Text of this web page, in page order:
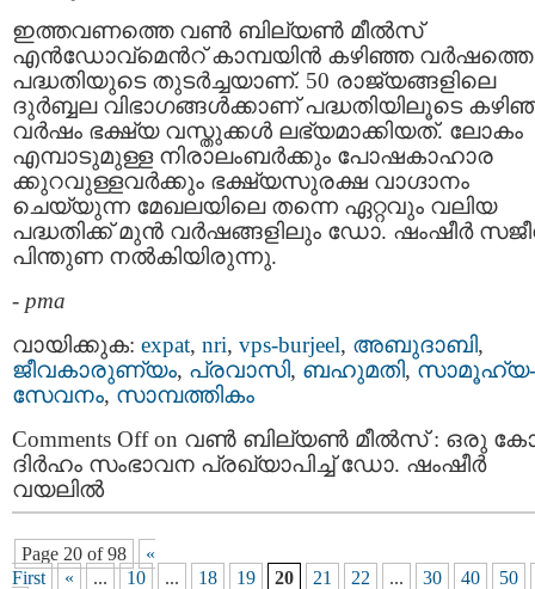
ഇത്തവണത്തെ വൺ ബില്യൺ മീൽസ്
എൻഡോവ്‌മെന്‍റ് കാമ്പയിൻ കഴിഞ്ഞ വർഷത്തെ
പദ്ധതിയുടെ തുടർച്ചയാണ്. 50 രാജ്യങ്ങളിലെ
ദുർബ്ബല വിഭാഗങ്ങൾക്കാണ് പദ്ധതിയിലൂടെ
വർഷം ഭക്ഷ്യ വസ്തുക്കൾ ലഭ്യമാക്കിയത്. ലോകം
എമ്പാടുമുള്ള നിരാലംബർക്കും പോഷകാഹാര
ക്കുറവുള്ളവർക്കും ഭക്ഷ്യസുരക്ഷ വാഗ്ദാനം
ചെയ്യുന്ന മേഖലയിലെ തന്നെ ഏറ്റവും വലിയ
പദ്ധതിക്ക് മുൻ വർഷങ്ങളിലും ഡോ. ഷംഷീർ
പിന്തുണ നൽകിയിരുന്നു.
- pma
വായിക്കുക: expat, nri, vps-burjeel, അബുദാബി,
ജീവകാരുണ്യം, പ്രവാസി, ബഹുമതി, സാമൂഹ്യ-
സേവനം, സാമ്പത്തികം
Comments Offon വൺ ബില്യൺ മീൽസ് : ഒരു
ദിർഹം സംഭാവന പ്രഖ്യാപിച്ച് ഡോ. ഷംഷീർ
വയലിൽ
Page 20 of 98
«
First
« ... 10 ... 18 19 20 21 22 ... 30 40
50